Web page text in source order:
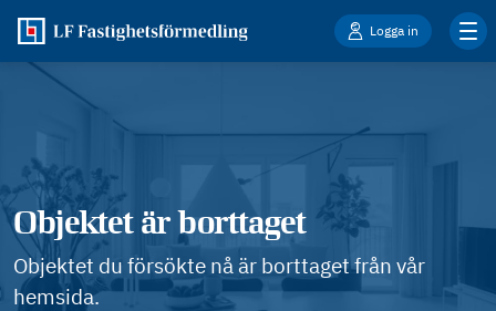
Logga in
Objektet är borttaget
Objektet du försökte nå är borttaget från vår
hemsida.